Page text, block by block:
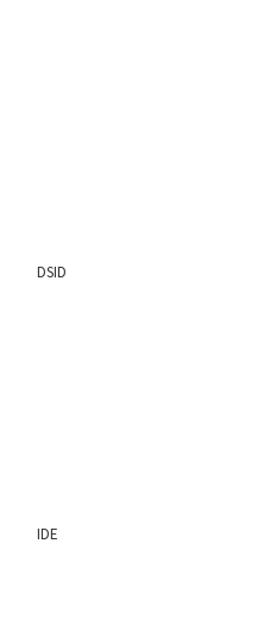
DSID
IDE